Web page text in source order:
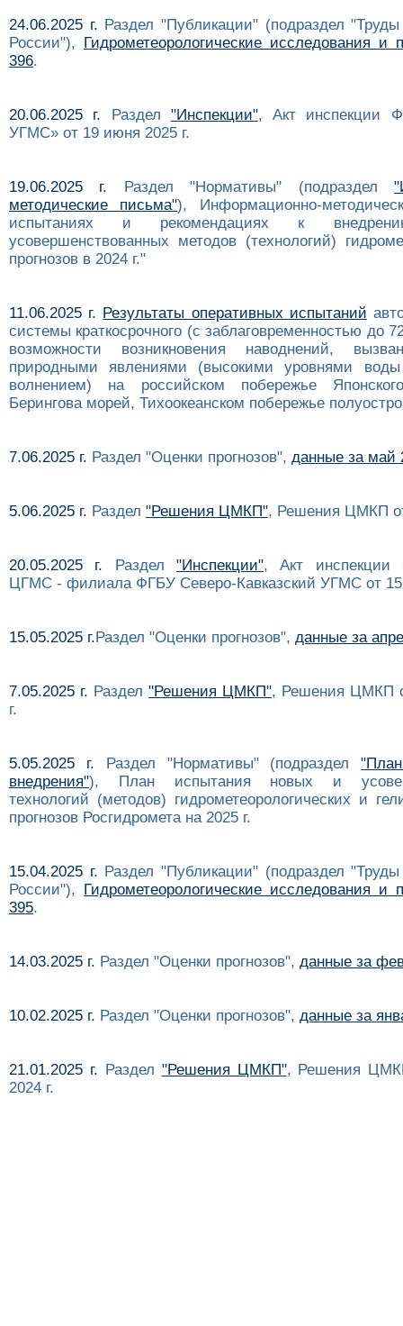
24.06.2025 г. Раздел "Публикации" (подраздел "Труды
России"), Гидрометеорологические исследования и
396.
20.06.2025 г. Раздел "Инспекции", Акт инспекции
УГМС» от 19 июня 2025 г.
19.06.2025 г. Раздел "Нормативы" (подраздел
методические письма"), Информационно-
испытаниях и рекомендациях к
усовершенствованных методов (технологий)
прогнозов в 2024 г."
11.06.2025 г. Результаты оперативных испытаний
системы краткосрочного (с заблаговременностью до
возможности возникновения наводнений,
природными явлениями (высокими уровнями
волнением) на российском побережье
Берингова морей, Тихоокеанском побережье
7.06.2025 г. Раздел "Оценки прогнозов", данные за май
5.06.2025 г. Раздел "Решения ЦМКП", Решения ЦМКП
20.05.2025 г. Раздел"Инспекции", Акт инспекции
ЦГМС - филиала ФГБУ Северо-Кавказский УГМС от 15
15.05.2025 г.Раздел "Оценки прогнозов", данные за
7.05.2025 г. Раздел "Решения ЦМКП", Решения ЦМКП
г.
5.05.2025 г. Раздел "Нормативы" (подраздел
внедрения"), План испытания новых и
технологий (методов) гидрометеорологических и
прогнозов Росгидромета на 2025 г.
15.04.2025 г. Раздел "Публикации" (подраздел "Труды
России"), Гидрометеорологические исследования и
395.
14.03.2025 г. Раздел "Оценки прогнозов", данные за
10.02.2025 г. Раздел "Оценки прогнозов", данные за
21.01.2025 г. Раздел "Решения ЦМКП", Решения
2024 г.